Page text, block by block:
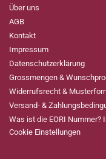
Über uns
AGB
Kontakt
Impressum
Datenschutzerklärung
Grossmengen &
Widerrufsrecht &
Versand- &
Was ist die EORI
Cookie Einstellungen